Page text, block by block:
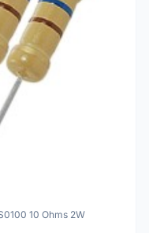
10 Ohms 2W